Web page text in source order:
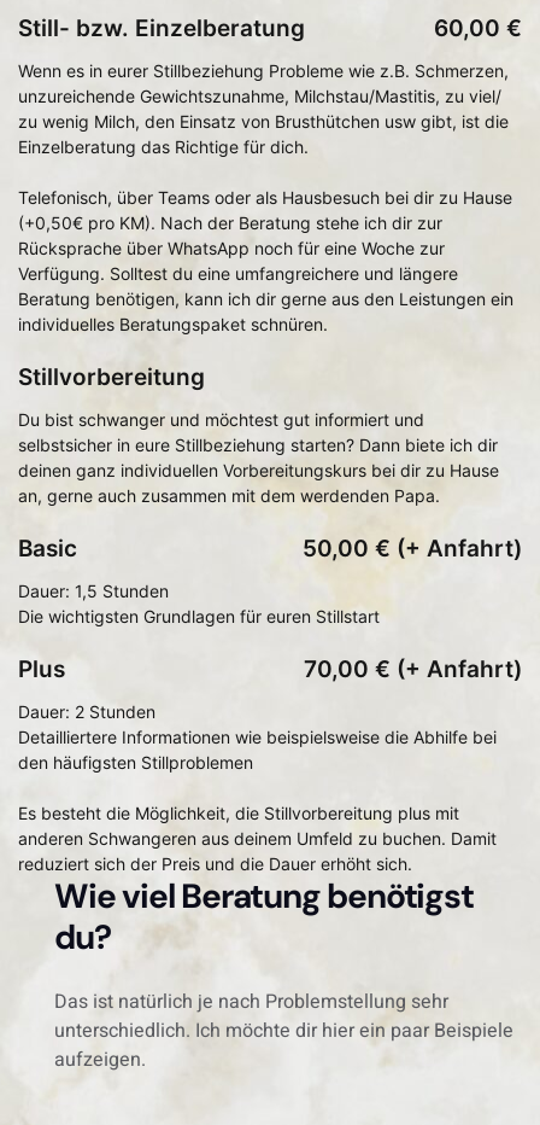
Still- bzw. Einzelberatung 60,00 €
Wenn es in eurer Stillbeziehung Probleme wie z.B. Schmerzen,
unzureichende Gewichtszunahme, Milchstau/Mastitis, zu viel/
zu wenig Milch, den Einsatz von Brusthütchen usw gibt, ist die
Einzelberatung das Richtige für dich.
Telefonisch, über Teams oder als Hausbesuch bei dir zu Hause
(+0,50€ pro KM). Nach der Beratung stehe ich dir zur
Rücksprache über WhatsApp noch für eine Woche zur
Verfügung. Solltest du eine umfangreichere und längere
Beratung benötigen, kann ich dir gerne aus den Leistungen ein
individuelles Beratungspaket schnüren.
Stillvorbereitung
Du bist schwanger und möchtest gut informiert und
selbstsicher in eure Stillbeziehung starten? Dann biete ich dir
deinen ganz individuellen Vorbereitungskurs bei dir zu Hause
an, gerne auch zusammen mit dem werdenden Papa.
Basic 50,00 € (+ Anfahrt)
Dauer: 1,5 Stunden
Die wichtigsten Grundlagen für euren Stillstart
Plus 70,00 € (+ Anfahrt)
Dauer: 2 Stunden
Detailliertere Informationen wie beispielsweise die Abhilfe bei
den häufigsten Stillproblemen
Es besteht die Möglichkeit, die Stillvorbereitung plus mit
anderen Schwangeren aus deinem Umfeld zu buchen. Damit
reduziert sich der Preis und die Dauer erhöht sich.
Wie viel Beratung benötigst
du?
Das ist natürlich je nach Problemstellung sehr
unterschiedlich. Ich möchte dir hier ein paar Beispiele
aufzeigen.